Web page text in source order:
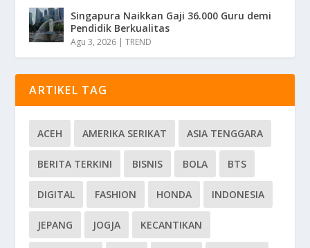
Singapura Naikkan Gaji 36.000 Guru demi
Pendidik Berkualitas
Agu 3, 2026 |TREND
ARTIKEL TAG
ACEH AMERIKA SERIKAT ASIA TENGGARA
BERITA TERKINI BISNIS BOLA BTS
DIGITAL FASHION HONDA INDONESIA
JEPANG JOGJA KECANTIKAN